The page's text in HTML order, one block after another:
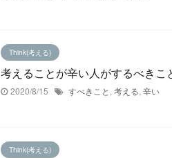
Think(考える)
考えることが辛い人がするべきこ
2020/8/15 すべきこと , 考える, 辛い
Think(考える)